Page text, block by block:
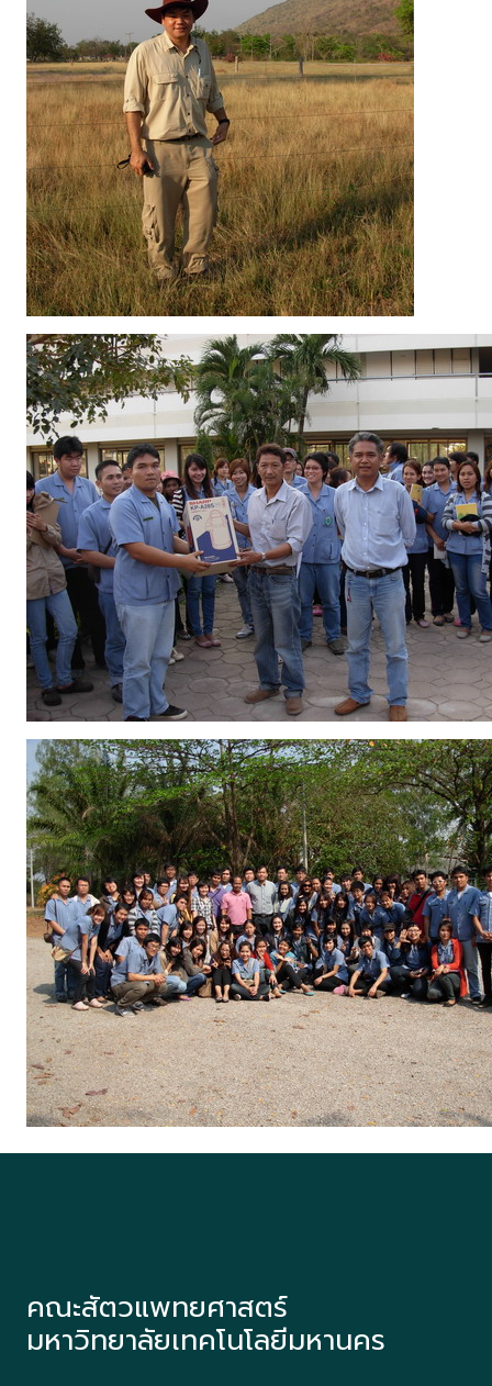
คณะสัตวแพทยศาสตร์
มหาวิทยาลัยเทคโนโลยีมหานคร